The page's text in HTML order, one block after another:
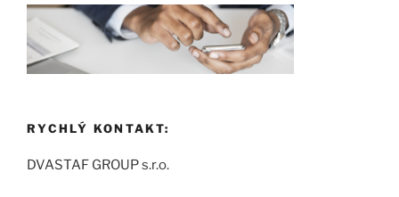
RYCHLÝ KONTAKT:
DVASTAF GROUP s.r.o.